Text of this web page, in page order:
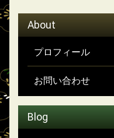
About
プロフィール
お問い合わせ
Blog